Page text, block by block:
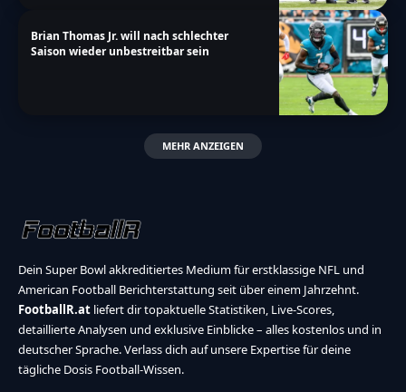
Brian Thomas Jr. will nach schlechter
Saison wieder unbestreitbar sein
MEHR ANZEIGEN
Dein Super Bowl akkreditiertes Medium für erstklassige NFL und
American Football Berichterstattung seit über einem Jahrzehnt.
FootballR.at liefert dir topaktuelle Statistiken, Live-Scores,
detaillierte Analysen und exklusive Einblicke – alles kostenlos und in
deutscher Sprache. Verlass dich auf unsere Expertise für deine
tägliche Dosis Football-Wissen.